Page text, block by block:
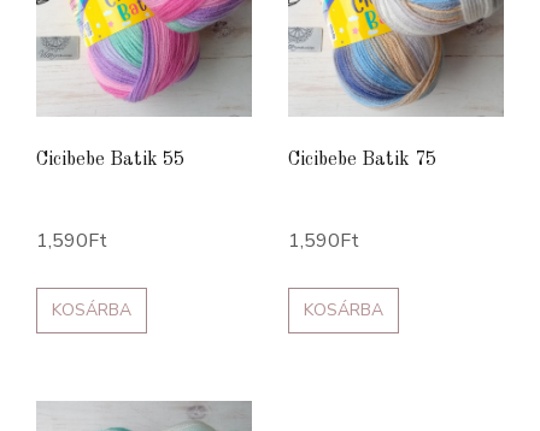
Cicibebe Batik 55
1,590Ft
KOSÁRBA
Cicibebe Batik 75
1,590Ft
KOSÁRBA